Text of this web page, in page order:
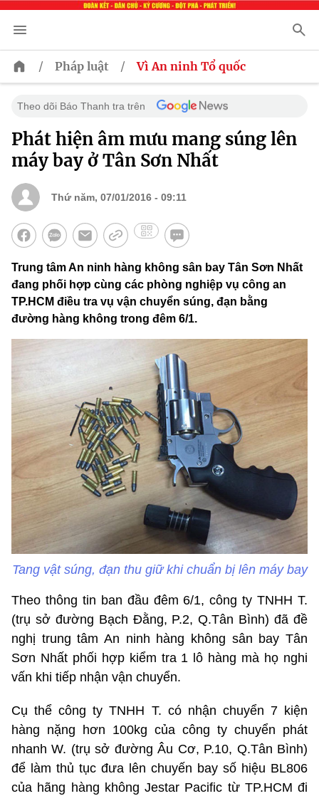
/ Pháp luật / Vì An ninh Tổ quốc
Theo dõi Báo Thanh tra trên
Phát hiện âm mưu mang súng lên
máy bay ở Tân Sơn Nhất
Thứ năm, 07/01/2016 - 09:11
Trung tâm An ninh hàng không sân bay Tân Sơn Nhất
đang phối hợp cùng các phòng nghiệp vụ công an
TP.HCM điều tra vụ vận chuyển súng, đạn bằng
đường hàng không trong đêm 6/1.
Tang vật súng, đạn thu giữ khi chuẩn bị lên máy bay
Theo thông tin ban đầu đêm 6/1, công ty TNHH T.
(trụ sở đường Bạch Đằng, P.2, Q.Tân Bình) đã đề
nghị trung tâm An ninh hàng không sân bay Tân
Sơn Nhất phối hợp kiểm tra 1 lô hàng mà họ nghi
vấn khi tiếp nhận vận chuyển.
Cụ thể công ty TNHH T. có nhận chuyển 7 kiện
hàng nặng hơn 100kg của công ty chuyển phát
nhanh W. (trụ sở đường Âu Cơ, P.10, Q.Tân Bình)
để làm thủ tục đưa lên chuyến bay số hiệu BL806
của hãng hàng không Jestar Pacific từ TP.HCM đi